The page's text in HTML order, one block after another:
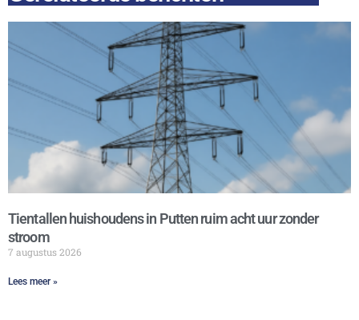
Tientallen huishoudens in Putten ruim acht uur zonder
stroom
7 augustus 2026
Lees meer »